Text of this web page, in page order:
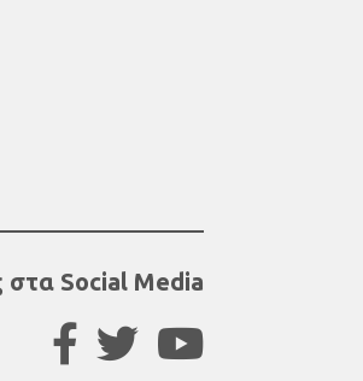
στα Social Media